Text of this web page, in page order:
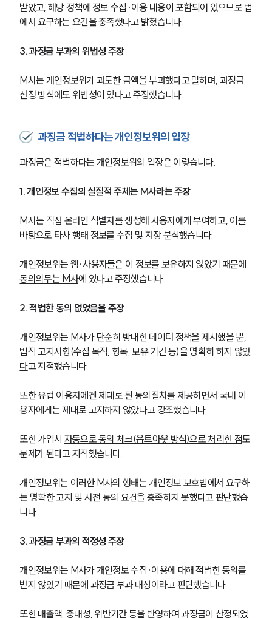
받았고, 해당 정책에 정보 수집∙이용 내용이 포함되어 있으므로 법
에서 요구하는 요건을 충족했다고 밝혔습니다.
3. 과징금 부과의 위법성 주장
M사는 개인정보위가 과도한 금액을 부과했다고 말하며, 과징금
산정 방식에도 위법성이 있다고 주장했습니다.
과징금 적법하다는 개인정보위의 입장
과징금은 적법하다는 개인정보위의 입장은 이렇습니다.
1. 개인정보 수집의 실질적 주체는 M사라는 주장
M사는 직접 온라인 식별자를 생성해 사용자에게 부여하고, 이를
바탕으로 타사 행태 정보를 수집 및 저장 분석했습니다.
개인정보위는 웹∙사용자들은 이 정보를 보유하지 않았기 때문에
동의의무는 M사에 있다고 주장했습니다.
2. 적법한 동의 없었음을 주장
개인정보위는 M사가 단순히 방대한 데이터 정책을 제시했을 뿐,
법적 고지사항(수집 목적, 항목, 보유 기간 등)을 명확히 하지 않았
다고 지적했습니다.
또한 유럽 이용자에겐 제대로 된 동의절차를 제공하면서 국내 이
용자에게는 제대로 고지하지 않았다고 강조했습니다.
또한 가입시 자동으로 동의 체크(옵트아웃 방식)으로 처리한 점도
문제가 된다고 지적했습니다.
개인정보위는 이러한 M사의 행태는 개인정보 보호법에서 요구하
는 명확한 고지 및 사전 동의 요건을 충족하지 못했다고 판단했습
니다.
3. 과징금 부과의 적정성 주장
개인정보위는 M사가 개인정보 수집·이용에 대해 적법한 동의를
받지 않았기 때문에 과징금 부과 대상이라고 판단했습니다.
또한 매출액, 중대성, 위반기간 등을 반영하여 과징금이 산정되었